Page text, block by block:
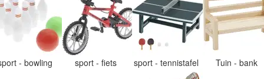
- bowling sport - fiets sport - tennistafel Tuin - bank